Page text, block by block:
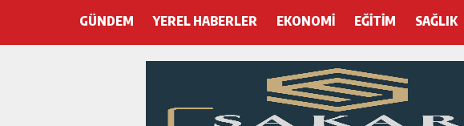
Hayri Kozanoğlu… Erdoğan’ın 3 devri
Saray makyaj tutmaz
Seçmeli demokrasi: Kimine şeker, kimine zehir
GÜNDEM YEREL HABERLER EKONOMİ EĞİTİM SAĞLIK